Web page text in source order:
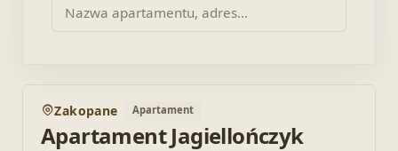
Zakopane Apartament
Apartament Jagiellończyk